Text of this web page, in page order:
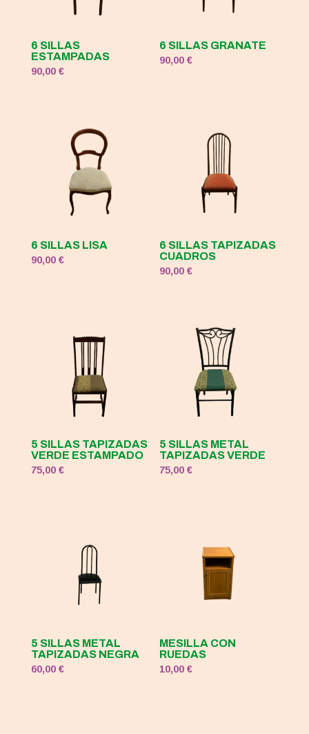
6 SILLAS
ESTAMPADAS
90,00 €
6 SILLAS GRANATE
90,00€
6 SILLAS LISA
90,00 €
6 SILLAS TAPIZADAS
CUADROS
90,00€
5 SILLAS TAPIZADAS
VERDE ESTAMPADO
75,00 €
5 SILLAS METAL
TAPIZADAS VERDE
75,00€
5 SILLAS METAL
TAPIZADAS NEGRA
60,00 €
MESILLA CON
RUEDAS
10,00€